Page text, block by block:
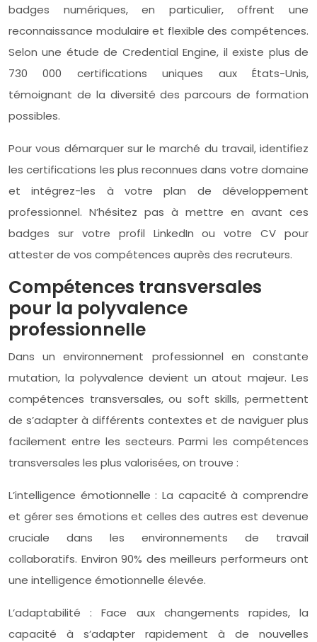
badges numériques, en particulier, offrent une
reconnaissance modulaire et flexible des compétences.
Selon une étude de Credential Engine, il existe plus de
730 000 certifications uniques aux États-Unis,
témoignant de la diversité des parcours de formation
possibles.
Pour vous démarquer sur le marché du travail, identifiez
les certifications les plus reconnues dans votre domaine
et intégrez-les à votre plan de développement
professionnel. N’hésitez pas à mettre en avant ces
badges sur votre profil LinkedIn ou votre CV pour
attester de vos compétences auprès des recruteurs.
Compétences transversales
pour la polyvalence
professionnelle
Dans un environnement professionnel en constante
mutation, la polyvalence devient un atout majeur. Les
compétences transversales, ou soft skills, permettent
de s’adapter à différents contextes et de naviguer plus
facilement entre les secteurs. Parmi les compétences
transversales les plus valorisées, on trouve :
L’intelligence émotionnelle : La capacité à comprendre
et gérer ses émotions et celles des autres est devenue
cruciale dans les environnements de travail
collaboratifs. Environ 90% des meilleurs performeurs ont
une intelligence émotionnelle élevée.
L’adaptabilité : Face aux changements rapides, la
capacité à s’adapter rapidement à de nouvelles